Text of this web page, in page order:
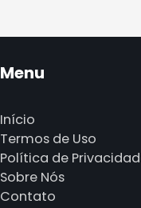
Menu
Início
Termos de Uso
Política de
Sobre Nós
Contato